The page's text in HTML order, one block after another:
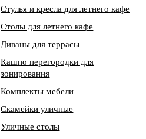
Стулья и кресла для летнего кафе
Столы для летнего кафе
Диваны для террасы
Кашпо перегородки для
зонирования
Комплекты мебели
Скамейки уличные
Уличные столы